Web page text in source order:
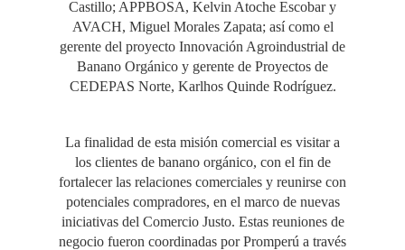
Castillo; APPBOSA, Kelvin Atoche Escobar y
AVACH, Miguel Morales Zapata; así como el
gerente del proyecto Innovación Agroindustrial de
Banano Orgánico y gerente de Proyectos de
CEDEPAS Norte, Karlhos Quinde Rodríguez.
La finalidad de esta misión comercial es visitar a
los clientes de banano orgánico, con el fin de
fortalecer las relaciones comerciales y reunirse con
potenciales compradores, en el marco de nuevas
iniciativas del Comercio Justo. Estas reuniones de
negocio fueron coordinadas por Promperú a través